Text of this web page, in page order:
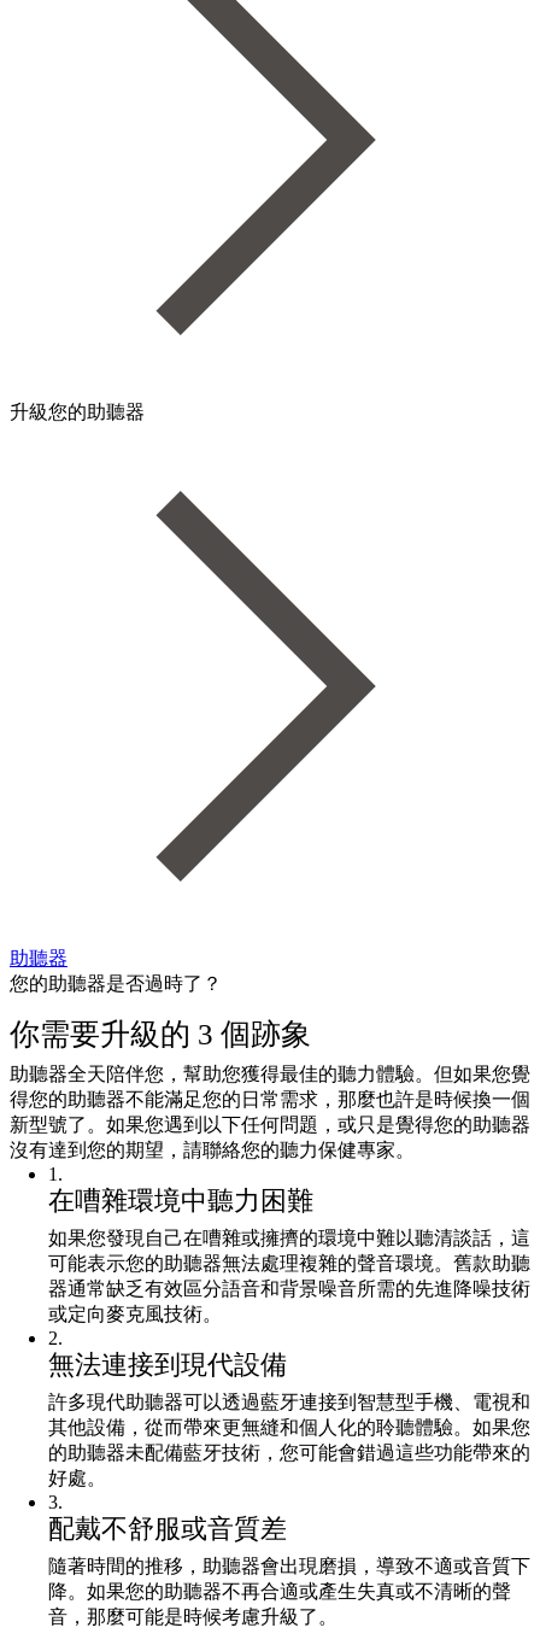
升級您的助聽器
助聽器
您的助聽器是否過時了？
你需要升級的 3 個跡象
助聽器全天陪伴您，幫助您獲得最佳的聽力體驗。但如果您覺
得您的助聽器不能滿足您的日常需求，那麼也許是時候換一個
新型號了。如果您遇到以下任何問題，或只是覺得您的助聽器
沒有達到您的期望，請聯絡您的聽力保健專家。
1 .
在嘈雜環境中聽力困難
如果您發現自己在嘈雜或擁擠的環境中難以聽清談話，這
可能表示您的助聽器無法處理複雜的聲音環境。舊款助聽
器通常缺乏有效區分語音和背景噪音所需的先進降噪技術
或定向麥克風技術。
2.
無法連接到現代設備
許多現代助聽器可以透過藍牙連接到智慧型手機、電視和
其他設備，從而帶來更無縫和個人化的聆聽體驗。如果您
的助聽器未配備藍牙技術，您可能會錯過這些功能帶來的
好處。
3.
配戴不舒服或音質差
隨著時間的推移，助聽器會出現磨損，導致不適或音質下
降。如果您的助聽器不再合適或產生失真或不清晰的聲
音，那麼可能是時候考慮升級了。